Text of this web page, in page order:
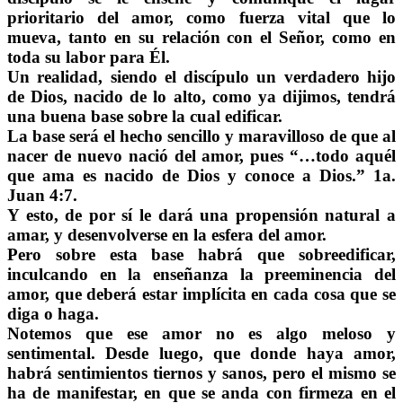
prioritario del amor, como fuerza vital que lo
mueva, tanto en su relación con el Señor, como en
toda su labor para Él.
Un realidad, siendo el discípulo un verdadero hijo
de Dios, nacido de lo alto, como ya dijimos, tendrá
una buena base sobre la cual edificar.
La base será el hecho sencillo y maravilloso de que al
nacer de nuevo nació del amor, pues “…todo aquél
que ama es nacido de Dios y conoce a Dios.” 1a.
Juan 4:7.
Y esto, de por sí le dará una propensión natural a
amar, y desenvolverse en la esfera del amor.
Pero sobre esta base habrá que sobreedificar,
inculcando en la enseñanza la preeminencia del
amor, que deberá estar implícita en cada cosa que se
diga o haga.
Notemos que ese amor no es algo meloso y
sentimental. Desde luego, que donde haya amor,
habrá sentimientos tiernos y sanos, pero el mismo se
ha de manifestar, en que se anda con firmeza en el